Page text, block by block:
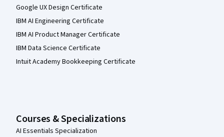
Google UX Design Certificate
IBM AI Engineering Certificate
IBM AI Product Manager Certificate
IBM Data Science Certificate
Intuit Academy Bookkeeping Certificate
Courses & Specializations
AI Essentials Specialization